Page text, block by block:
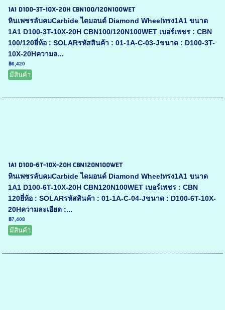
1A1 D100-3T-10X-20H CBN100/120N100WET
หินเพชรลับคมCarbide ไดมอนด์ Diamond Wheelทรง1A1 ขนาด
1A1 D100-3T-10X-20H CBN100/120N100WET เบอร์เพชร : CBN
100/120ยี่ห้อ : SOLARรหัสสินค้า : 01-1A-C-03-Jขนาด : D100-3T-
10X-20Hความล...
฿6,420
มีสินค้า
1A1 D100-6T-10X-20H CBN120N100WET
หินเพชรลับคมCarbide ไดมอนด์ Diamond Wheelทรง1A1 ขนาด
1A1 D100-6T-10X-20H CBN120N100WET เบอร์เพชร : CBN
120ยี่ห้อ : SOLARรหัสสินค้า : 01-1A-C-04-Jขนาด : D100-6T-10X-
20Hความละเอียด :...
฿7,408
มีสินค้า